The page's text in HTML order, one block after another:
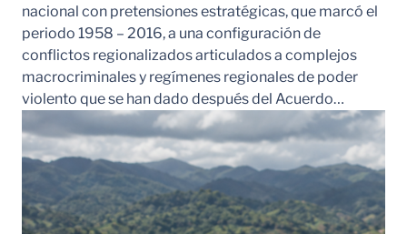
nacional con pretensiones estratégicas, que marcó el
periodo 1958 – 2016, a una configuración de
conflictos regionalizados articulados a complejos
macrocriminales y regímenes regionales de poder
violento que se han dado después del Acuerdo…